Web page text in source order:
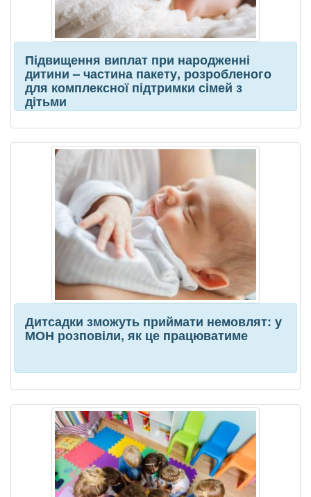
Підвищення виплат при народженні
дитини – частина пакету, розробленого
для комплексної підтримки сімей з
дітьми
Дитсадки зможуть приймати немовлят: у
МОН розповіли, як це працюватиме